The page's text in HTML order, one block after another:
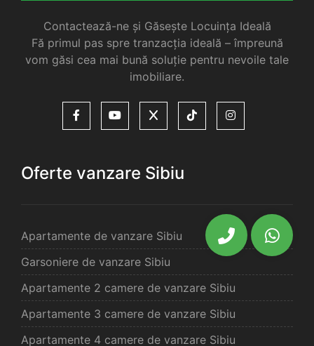
Contactează-ne și Găsește Locuința Ideală
Fă primul pas spre tranzacția ideală – împreună
vom găsi cea mai bună soluție pentru nevoile tale
imobiliare.
Oferte vanzare Sibiu
Apartamente de vanzare Sibiu
Garsoniere de vanzare Sibiu
Apartamente 2 camere de vanzare Sibiu
Apartamente 3 camere de vanzare Sibiu
Apartamente 4 camere de vanzare Sibiu